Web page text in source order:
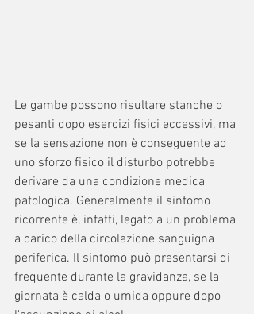
Le gambe possono risultare stanche o
pesanti dopo esercizi fisici eccessivi, ma
se la sensazione non è conseguente ad
uno sforzo fisico il disturbo potrebbe
derivare da una condizione medica
patologica. Generalmente il sintomo
ricorrente è, infatti, legato a un problema
a carico della circolazione sanguigna
periferica. Il sintomo può presentarsi di
frequente durante la gravidanza, se la
giornata è calda o umida oppure dopo